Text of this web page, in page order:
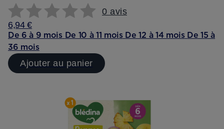
0 avis
6,94 €
De 6 à 9 mois De 10 à 11 mois De 12 à 14 mois De 15 à
36 mois
Ajouter au panier